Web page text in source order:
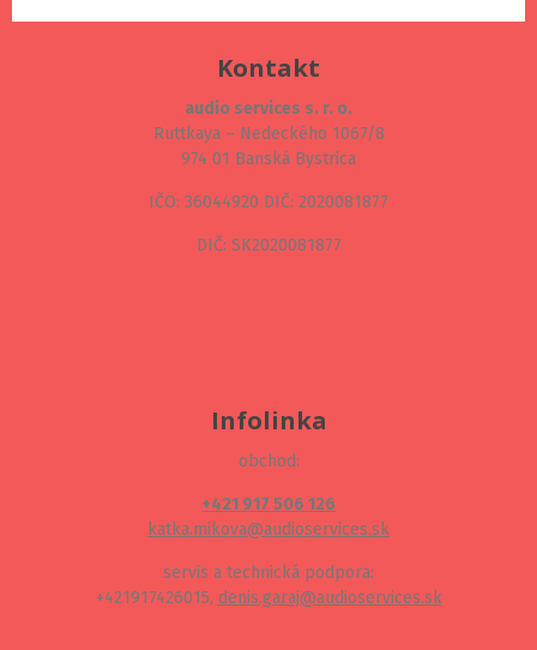
Kontakt
audio services s. r. o.
Ruttkaya – Nedeckého 1067/8
974 01 Banská Bystrica
IČO: 36044920 DIČ: 2020081877
DIČ: SK2020081877
Infolinka
obchod:
+421 917 506 126
katka.mikova@audioservices.sk
servis a technická podpora:
+421917426015, denis.garaj@audioservices.sk